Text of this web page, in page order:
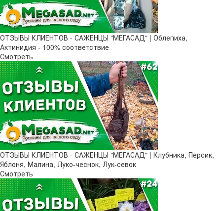
ОТЗЫВЫ КЛИЕНТОВ - САЖЕНЦЫ "МЕГАСАД" | Облепиха,
Актинидия - 100% соответствие
Смотреть
ОТЗЫВЫ КЛИЕНТОВ - САЖЕНЦЫ "МЕГАСАД" | Клубника, Персик,
Яблоня, Малина, Луко-чеснок, Лук-севок
Смотреть